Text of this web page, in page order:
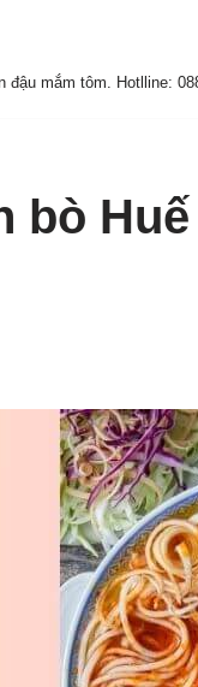
mắm tôm. Hotlline:
bò